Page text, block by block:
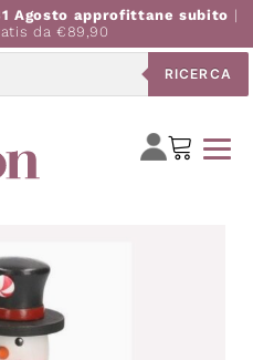
Agosto approfittane subito |
da €89,90
RICERCA